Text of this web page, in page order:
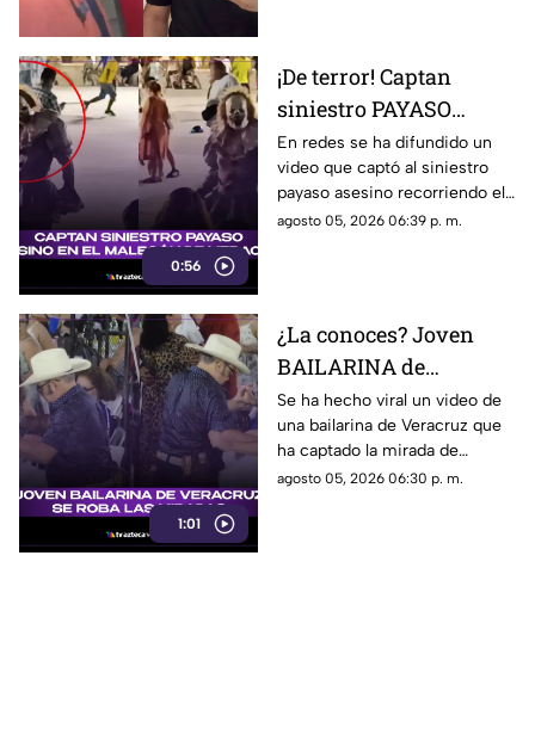
0:56
¡De terror! Captan
siniestro PAYASO
ASESINO en el
MALECÓN de Veracruz
(+VIDEO)
En redes se ha difundido un
video que captó al siniestro
payaso asesino recorriendo el
malecón de la ciudad de
agosto 05, 2026 06:39 p. m.
1:01
¿La conoces? Joven
BAILARINA de
Veracruz se roba las
miradas por sus
TREMENDOS PASOS
(+VIDEO)
Se ha hecho viral un video de
una bailarina de Veracruz que
ha captado la mirada de
muchos debido a su estilo de
agosto 05, 2026 06:30 p. m.